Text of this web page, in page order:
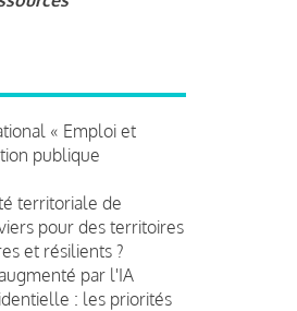
« Emploi et
publique
territoriale de
pour des territoires
et résilients ?
par l'IA
: les priorités